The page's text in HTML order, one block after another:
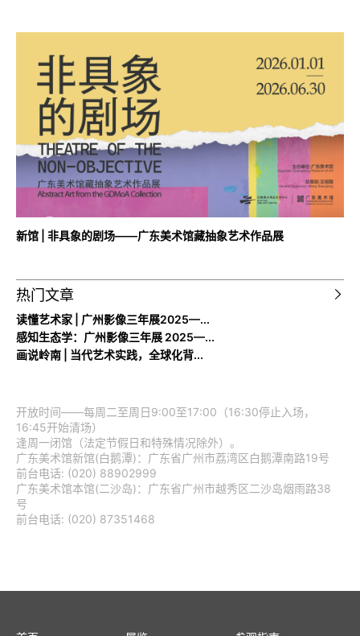
新馆 | 非具象的剧场——广东美术馆藏抽象艺术作品展
热门文章
读懂艺术家 | 广州影像三年展2025—...
感知生态学：广州影像三年展 2025—...
画说岭南 | 当代艺术实践，全球化背...
开放时间——每周二至周日9:00至17:00（16:30停止入场，
16:45开始清场）
逢周一闭馆（法定节假日和特殊情况除外）。
广东美术馆新馆(白鹅潭)：广东省广州市荔湾区白鹅潭南路19号
前台电话: (020) 88902999
广东美术馆本馆(二沙岛)：广东省广州市越秀区二沙岛烟雨路38
号
前台电话: (020) 87351468